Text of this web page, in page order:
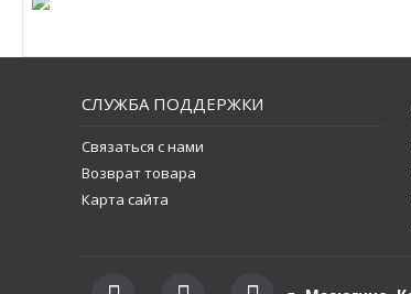
СЛУЖБА ПОДДЕРЖКИ
Связаться с нами
Возврат товара
Карта сайта